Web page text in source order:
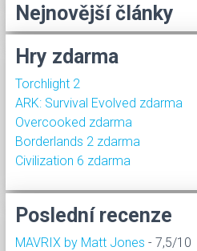
Nejnovější články
Hry zdarma
Torchlight 2
ARK: Survival Evolved zdarma
Overcooked zdarma
Borderlands 2 zdarma
Civilization 6 zdarma
Poslední recenze
MAVRIX by Matt Jones - 7,5/10